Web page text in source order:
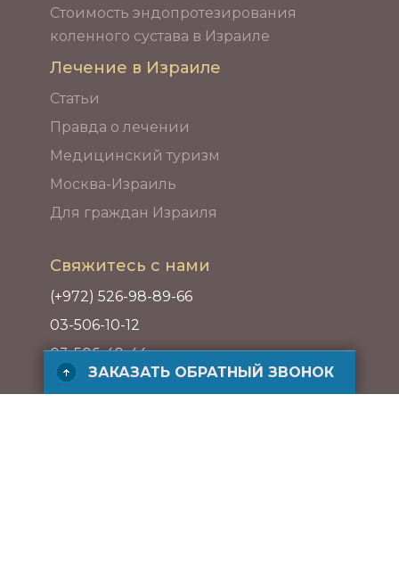
Стоимость эндопротезирования
коленного сустава в Израиле
Лечение в Израиле
Статьи
Правда о лечении
Медицинский туризм
Москва-Израиль
Для граждан Израиля
Свяжитесь с нами
(+972) 526-98-89-66
03-506-10-12
03-506-40-44
Адрес
ЗАКАЗАТЬ ОБРАТНЫЙ ЗВОНОК